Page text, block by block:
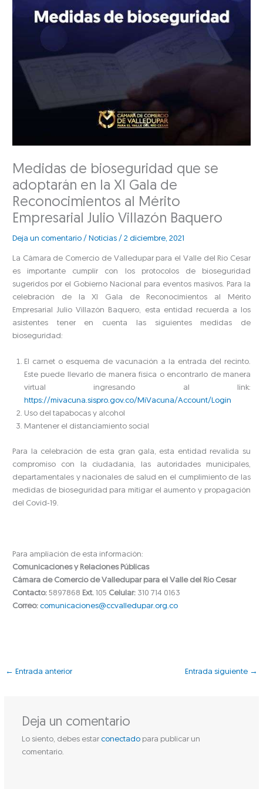
Medidas de bioseguridad que se
adoptarán en la XI Gala de
Reconocimientos al Mérito
Empresarial Julio Villazón Baquero
Deja un comentario / Noticias /2 diciembre, 2021
La Cámara de Comercio de Valledupar para el Valle del Río Cesar
es importante cumplir con los protocolos de bioseguridad
sugeridos por el Gobierno Nacional para eventos masivos. Para la
celebración de la XI Gala de Reconocimientos al Mérito
Empresarial Julio Villazón Baquero, esta entidad recuerda a los
asistentes tener en cuenta las siguientes medidas de
bioseguridad:
El carnet o esquema de vacunación a la entrada del recinto.
Este puede llevarlo de manera física o encontrarlo de manera
virtual ingresando al link:
https://mivacuna.sispro.gov.co/MiVacuna/Account/Login
Uso del tapabocas y alcohol
Mantener el distanciamiento social
Para la celebración de esta gran gala, esta entidad revalida su
compromiso con la ciudadanía, las autoridades municipales,
departamentales y nacionales de salud en el cumplimiento de las
medidas de bioseguridad para mitigar el aumento y propagación
del Covid-19.
Para ampliación de esta información:
Comunicaciones y Relaciones Públicas
Cámara de Comercio de Valledupar para el Valle del Río Cesar
Contacto: 5897868 Ext. 105 Celular: 310 714 0163
Correo: comunicaciones@ccvalledupar.org.co
← Entrada anterior Entrada siguiente →
Deja un comentario
Lo siento, debes estar conectadopara publicar un
comentario.